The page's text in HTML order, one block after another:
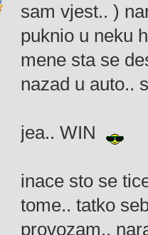
sam vjest.. )
puknio u neku
mene sta se
nazad u auto..
jea.. WIN
inace sto se
tome.. tatko
provozam..